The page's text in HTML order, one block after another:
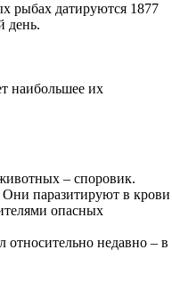
рыбах датируются 1877
день.
наибольшее их
– споровик.
паразитируют в крови
опасных
относительно недавно – в